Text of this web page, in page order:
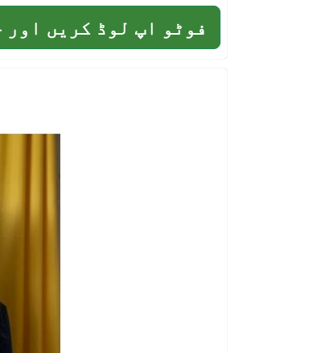
فوٹو اپ لوڈ کریں اور